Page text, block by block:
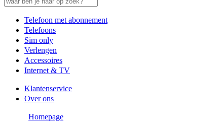
Telefoon met abonnement
Telefoons
Sim only
Verlengen
Accessoires
Internet & TV
Klantenservice
Over ons
Homepage